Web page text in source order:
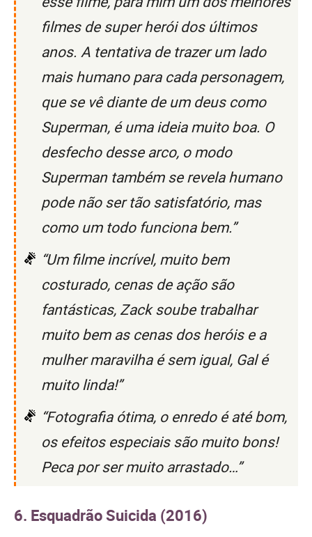
filmes de super herói dos últimos
anos. A tentativa de trazer um lado
mais humano para cada personagem,
que se vê diante de um deus como
Superman, é uma ideia muito boa. O
desfecho desse arco, o modo
Superman também se revela humano
pode não ser tão satisfatório, mas
como um todo funciona bem.”
“Um filme incrível, muito bem
costurado, cenas de ação são
fantásticas, Zack soube trabalhar
muito bem as cenas dos heróis e a
mulher maravilha é sem igual, Gal é
muito linda!”
“Fotografia ótima, o enredo é até bom,
os efeitos especiais são muito bons!
Peca por ser muito arrastado…”
6. Esquadrão Suicida (2016)